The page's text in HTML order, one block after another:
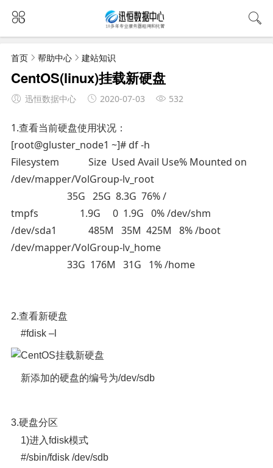
首页 帮助中心 建站知识
CentOS(linux)挂载新硬盘
迅恒数据中心 2020-07-03 532
1.查看当前硬盘使用状况：
[root@gluster_node1 ~]# df -h
Filesystem
Size Used Avail Use% Mounted on
/dev/mapper/VolGroup-lv_root
35G 25G 8.3G 76% /
tmpfs
1.9G 0 1.9G 0% /dev/shm
/dev/sda1
485M 35M 425M
8% /boot
/dev/mapper/VolGroup-lv_home
33G 176M 31G 1% /home
2.查看新硬盘
#fdisk –l
新添加的硬盘的编号为/dev/sdb
3.硬盘分区
1)进入fdisk模式
#/sbin/fdisk /dev/sdb